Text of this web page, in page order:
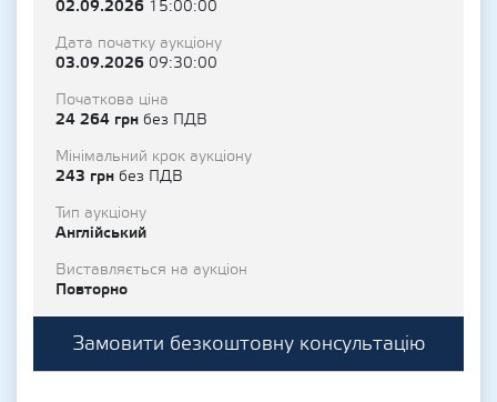
02.09.2026 15:00:00
Дата початку аукціону
03.09.2026 09:30:00
Початкова ціна
24 264 грн без ПДВ
Мінімальний крок аукціону
243 грн без ПДВ
Тип аукціону
Англійський
Виставляється на аукціон
Повторно
Замовити безкоштовну консультацію